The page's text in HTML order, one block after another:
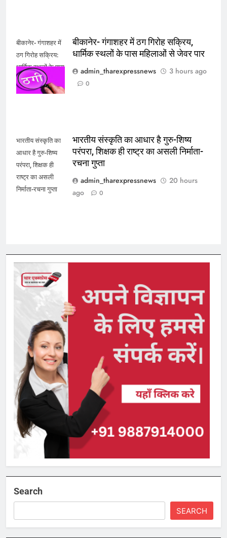
बीकानेर- गंगाशहर में
ठग गिरोह सक्रिय:
धार्मिक स्थलों के पास
महिलाओं से जेवर पार
बीकानेर- गंगाशहर में ठग गिरोह सक्रिय,
धार्मिक स्थलों के पास महिलाओं से जेवर पार
admin_tharexpressnews
3 hours ago
0
भारतीय संस्कृति का
आधार है गुरु-शिष्य
परंपरा, शिक्षक ही
राष्ट्र का असली
निर्माता-रचना गुप्ता
भारतीय संस्कृति का आधार है गुरु-शिष्य
परंपरा, शिक्षक ही राष्ट्र का असली निर्माता-
रचना गुप्ता
admin_tharexpressnews
20 hours
ago
0
Search
SEARCH